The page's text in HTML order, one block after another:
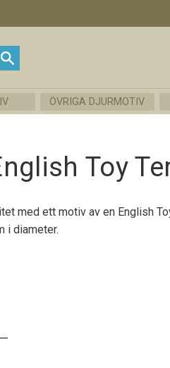
ÖVRIGA DJURMOTIV
Toy
med ett motiv av en English
i diameter.